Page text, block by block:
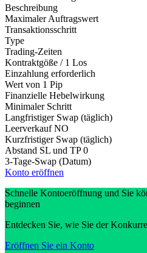
Beschreibung
Maximaler Auftragswert
Transaktionsschritt
Type
Trading-Zeiten
Kontraktgöße / 1 Los
Einzahlung erforderlich
Wert von 1 Pip
Finanzielle Hebelwirkung
Minimaler Schritt
Langfristiger Swap (täglich)
Leerverkauf NO
Kurzfristiger Swap (täglich)
Abstand SL und TP 0
3-Tage-Swap (Datum)
Konto eröffnen
Schnelle Kontoeröffnung und Sie
beginnen
Entdecken Sie, wie Sie der
Eröffnen Sie ein Konto